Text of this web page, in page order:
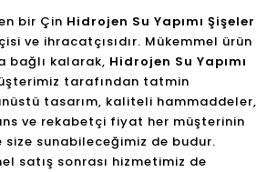
bir Çin Hidrojen Su Yapımı Şişeler
ve ihracatçısıdır. Mükemmel ürün
bağlı kalarak, Hidrojen Su Yapımı
tarafından tatmin
tasarım, kaliteli hammaddeler,
ve rekabetçi fiyat her müşterinin
sunabileceğimiz de budur.
satış sonrası hizmetimiz de